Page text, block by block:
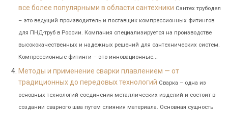
все более популярными в области сантехники Сантех трубодел
– это ведущий производитель и поставщик компрессионных фитингов
для ПНД-труб в России. Компания специализируется на производстве
высококачественных и надежных решений для сантехнических систем.
Компрессионные фитинги – это инновационные...
Методы и применение сварки плавлением — от
традиционных до передовых технологий Сварка – одна из
основных технологий соединения металлических изделий и состоит в
создании сварного шва путем слияния материала. Основная сущность